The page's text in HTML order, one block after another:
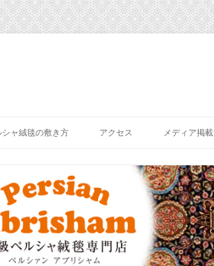
ン
テ
ス
キ
ッ
シャ絨毯の敷き方 アクセス メディア掲載